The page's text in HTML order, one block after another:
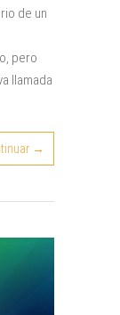
de un
pero
llamada
→